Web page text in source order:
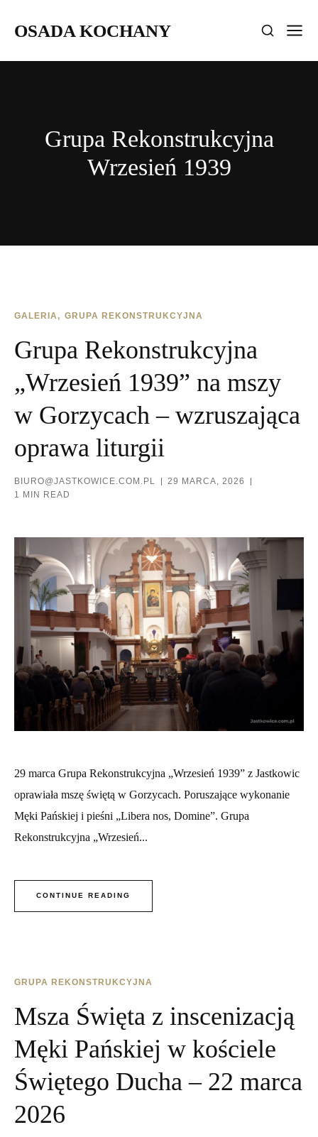
OSADA KOCHANY
Grupa Rekonstrukcyjna
Wrzesień 1939
GALERIA GRUPA REKONSTRUKCYJNA
Grupa Rekonstrukcyjna
„Wrzesień 1939” na mszy
w Gorzycach – wzruszająca
oprawa liturgii
BIURO@JASTKOWICE.COM.PL
29 MARCA, 2026
1 MIN READ
29 marca Grupa Rekonstrukcyjna „Wrzesień 1939” z Jastkowic
oprawiała mszę świętą w Gorzycach. Poruszające wykonanie
Męki Pańskiej i pieśni „Libera nos, Domine”. Grupa
Rekonstrukcyjna „Wrzesień...
CONTINUE READING
GRUPA REKONSTRUKCYJNA
Msza Święta z inscenizacją
Męki Pańskiej w kościele
Świętego Ducha – 22 marca
2026